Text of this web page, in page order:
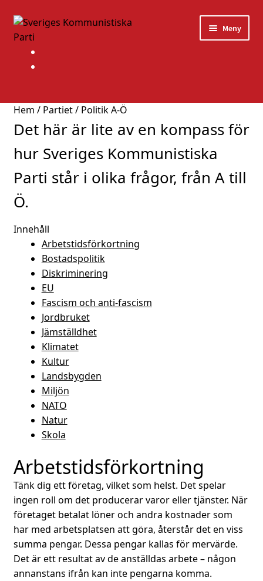
Hoppa
till
navigering
Hoppa
till
innehåll
Meny
Material
Myter
Vår rörelses historia
Detta vill kommunisterna
Bokförlaget FRAM
Bli medlem i SKP
Länkar
Kontakt
English
Hem / Partiet/ Politik A-Ö
Det här är lite av en kompass för
hur Sveriges Kommunistiska
Parti står i olika frågor, från A till
Ö.
Innehåll
Arbetstidsförkortning
Bostadspolitik
Diskriminering
EU
Fascism och anti-fascism
Jordbruket
Jämställdhet
Klimatet
Kultur
Landsbygden
Miljön
NATO
Natur
Skola
Arbetstidsförkortning
Tänk dig ett företag, vilket som helst. Det spelar
ingen roll om det producerar varor eller tjänster. När
företaget betalat löner och andra kostnader som
har med arbetsplatsen att göra, återstår det en viss
summa pengar. Dessa pengar kallas för mervärde.
Det är ett resultat av de anställdas arbete – någon
annanstans ifrån kan inte pengarna komma.